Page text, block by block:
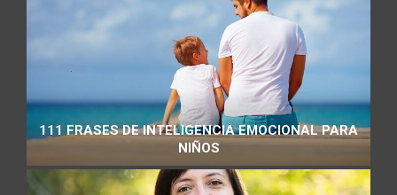
111 FRASES DE INTELIGENCIA EMOCIONAL PARA
NIÑOS